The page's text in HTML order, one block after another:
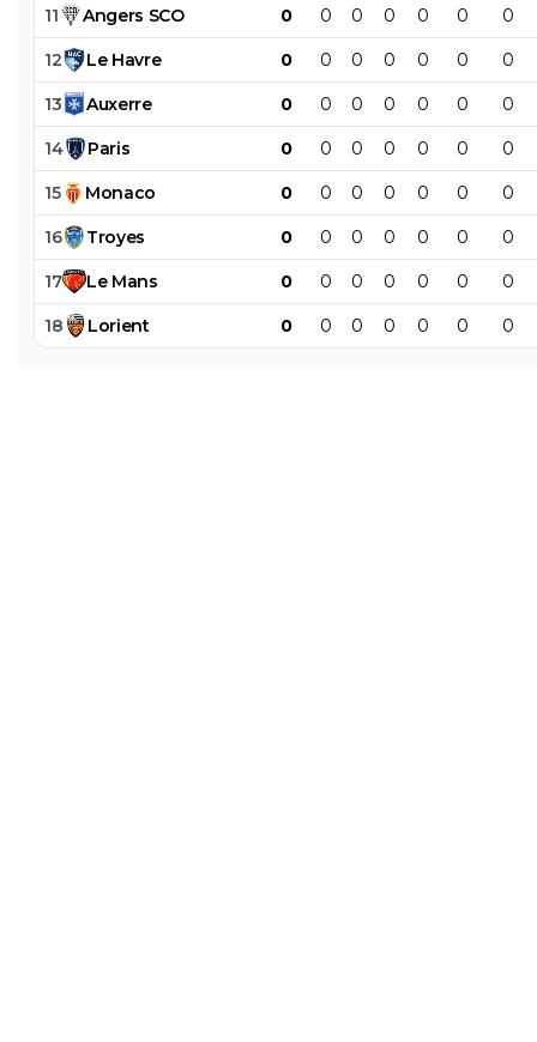
11 Angers SCO 0 0 0 0 0 0 0
12 Le Havre 0 0 0 0 0 0 0
13 Auxerre 0 0 0 0 0 0 0
14 Paris 0 0 0 0 0 0 0
15 Monaco 0 0 0 0 0 0 0
16 Troyes 0 0 0 0 0 0 0
17 Le Mans 0 0 0 0 0 0 0
18 Lorient 0 0 0 0 0 0 0